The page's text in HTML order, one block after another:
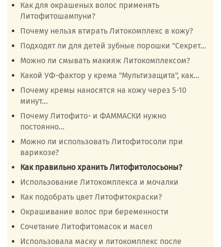
Как для окрашеных волос применять
Литофитошампуни?
Почему нельзя втирать Литокомплекс в кожу?
Подходят ли для детей зубные порошки "Секрет...
Можно ли смывать макияж Литокомплексом?
Какой УФ-фактор у крема "Мультизащита", как...
Почему кремы наносятся на кожу через 5-10
минут...
Почему Литофито- и ФАММАСКИ нужно
постоянно...
Можно ли использовать Литофитосоли при
варикозе?
Как правильно хранить Литофитолосьоны?
Использование Литокомплекса и мочалки
Как подобрать цвет Литофитокраски?
Окрашивание волос при беременности
Сочетание Литофитомасок и масел
Использовала маску и литокомплекс после